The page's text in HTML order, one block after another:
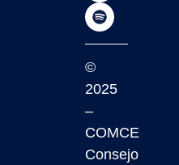
©
2025
–
COMCE
Consejo